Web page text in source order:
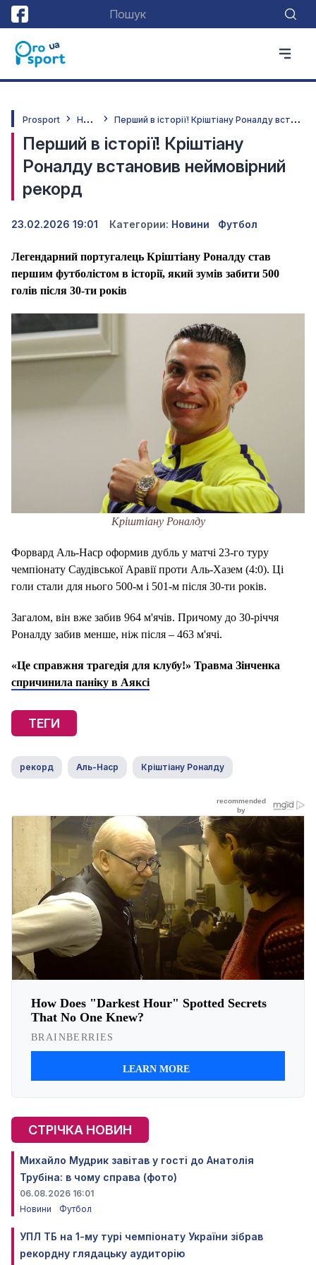
Prosport Н
овини П
ерший в історії! Кріштіану Роналду встановив неймовірний рекорд
Перший в історії! Кріштіану
Роналду встановив неймовірний
рекорд
23.02.2026 19:01 Категории: Новини Футбол
Легендарний португалець Кріштіану Роналду став
першим футболістом в історії, який зумів забити 500
голів після 30-ти років
Кріштіану Роналду
Форвард Аль-Наср оформив дубль у матчі 23-го туру
чемпіонату Саудівської Аравії проти Аль-Хазем (4:0). Ці
голи стали для нього 500-м і 501-м після 30-ти років.
Загалом, він вже забив 964 м'ячів. Причому до 30-річчя
Роналду забив менше, ніж після – 463 м'ячі.
«Це справжня трагедія для клубу!» Травма Зінченка
спричинила паніку в Аяксі
ТЕГИ
рекорд Аль-Наср Кріштіану Роналду
СТРІЧКА НОВИН
Михайло Мудрик завітав у гості до Анатолія
Трубіна: в чому справа (фото)
06.08.2026 16:01
Новини
Футбол
УПЛ ТБ на 1-му турі чемпіонату України зібрав
рекордну глядацьку аудиторію